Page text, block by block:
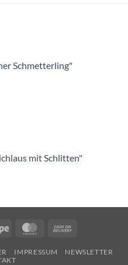
Schmetterling"
mit Schlitten"
Stripe MasterCard
Delivery
IMPRESSUM
NEWSLETTER